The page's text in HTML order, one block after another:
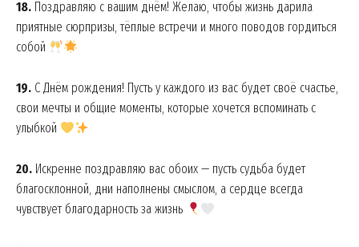
18. Поздравляю с вашим днём! Желаю, чтобы жизнь дарила
приятные сюрпризы, тёплые встречи и много поводов гордиться
собой
19. С Днём рождения! Пусть у каждого из вас будет своё счастье,
свои мечты и общие моменты, которые хочется вспоминать с
улыбкой
20. Искренне поздравляю вас обоих — пусть судьба будет
благосклонной, дни наполнены смыслом, а сердце всегда
чувствует благодарность за жизнь